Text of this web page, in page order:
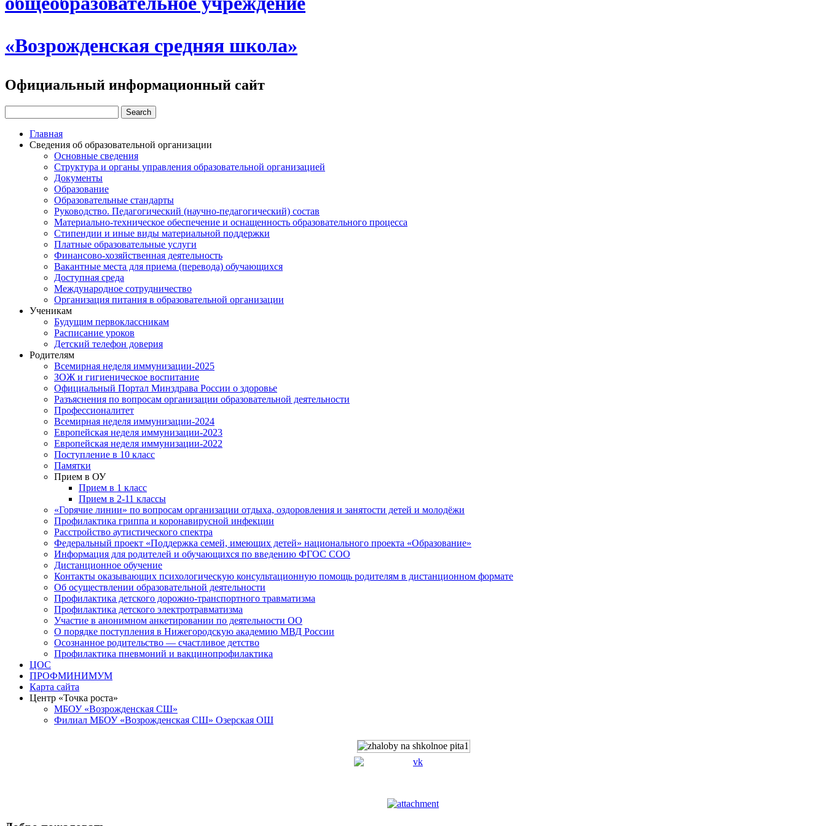
«Возрожденская средняя школа»
Официальный информационный сайт
Главная
Сведения об образовательной организации
Основные сведения
Структура и органы управления образовательной организацией
Документы
Образование
Образовательные стандарты
Руководство. Педагогический (научно-педагогический) состав
Материально-техническое обеспечение и оснащенность образовательного процесса
Стипендии и иные виды материальной поддержки
Платные образовательные услуги
Финансово-хозяйственная деятельность
Вакантные места для приема (перевода) обучающихся
Доступная среда
Международное сотрудничество
Организация питания в образовательной организации
Ученикам
Будущим первоклассникам
Расписание уроков
Детский телефон доверия
Родителям
Всемирная неделя иммунизации-2025
ЗОЖ и гигиеническое воспитание
Официальный Портал Минздрава России о здоровье
Разъяснения по вопросам организации образовательной деятельности
Профессионалитет
Всемирная неделя иммунизации-2024
Европейская неделя иммунизации-2023
Европейская неделя иммунизации-2022
Поступление в 10 класс
Памятки
Прием в ОУ
Прием в 1 класс
Прием в 2-11 классы
«Горячие линии» по вопросам организации отдыха, оздоровления и занятости детей и молодёжи
Профилактика гриппа и коронавирусной инфекции
Расстройство аутистического спектра
Федеральный проект «Поддержка семей, имеющих детей» национального проекта «Образование»
Информация для родителей и обучающихся по введению ФГОС СОО
Дистанционное обучение
Контакты оказывающих психологическую консультационную помощь родителям в дистанционном формате
Об осуществлении образовательной деятельности
Профилактика детского дорожно-транспортного травматизма
Профилактика детского электротравматизма
Участие в анонимном анкетировании по деятельности ОО
О порядке поступления в Нижегородскую академию МВД России
Осознанное родительство — счастливое детство
Профилактика пневмоний и вакцинопрофилактика
ЦОС
ПРОФМИНИМУМ
Карта сайта
Центр «Точка роста»
МБОУ «Возрожденская СШ»
Филиал МБОУ «Возрожденская СШ» Озерская ОШ